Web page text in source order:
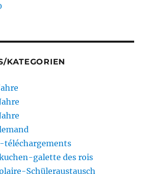
KATEGORIEN
téléchargements
galette des rois
Schüleraustausch